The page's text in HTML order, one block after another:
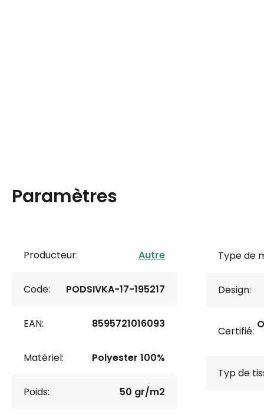
Paramètres
Producteur: Autre
Code: PODSIVKA-17-195217
EAN: 8595721016093
Matériel: Polyester 100%
Poids: 50 gr/m2
Type de
Design:
Certifié:
Typ de